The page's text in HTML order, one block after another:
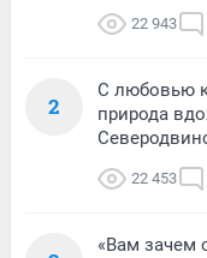
22 943
2
С любовью
природа
22 453
«Вам зачем